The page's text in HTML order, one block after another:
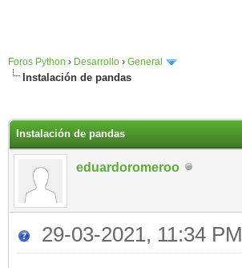
Foros Python › Desarrollo › General
Instalación de pandas
Instalación de pandas
eduardoromeroo
29-03-2021, 11:34 PM